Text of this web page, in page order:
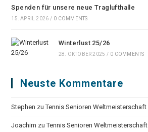
Spenden für unsere neue Traglufthalle
15. APRIL 2026 / 0 COMMENTS
Winterlust 25/26
28. OKTOBER 2025 / 0 COMMENTS
Neuste Kommentare
Stephen zuTennis Senioren Weltmeisterschaft
Joachim zuTennis Senioren Weltmeisterschaft